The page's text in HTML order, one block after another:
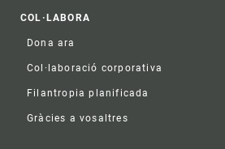
COL·LABORA
Dona ara
Col·laboració corporativa
Filantropia planificada
Gràcies a vosaltres